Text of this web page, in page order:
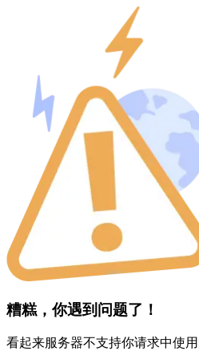
糟糕，你遇到问题了！
看起来服务器不支持你请求中使用